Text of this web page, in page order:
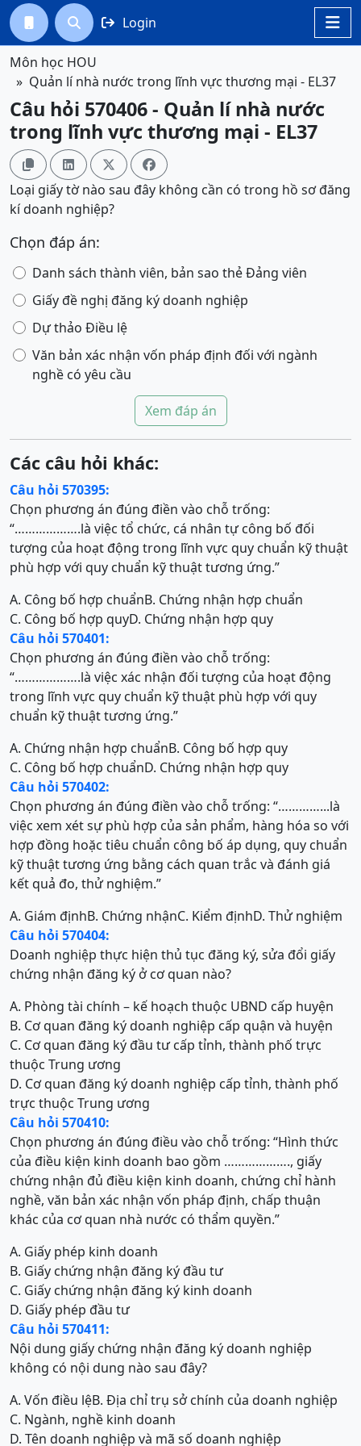

  Login
Môn học HOU
Quản lí nhà nước trong lĩnh vực thương mại - EL37
Câu hỏi 570406 - Quản lí nhà nước
trong lĩnh vực thương mại - EL37
   
Loại giấy tờ nào sau đây không cần có trong hồ sơ đăng
kí doanh nghiệp?
Chọn đáp án:
Danh sách thành viên, bản sao thẻ Đảng viên
Giấy đề nghị đăng ký doanh nghiệp
Dự thảo Điều lệ
Văn bản xác nhận vốn pháp định đối với ngành
nghề có yêu cầu
Xem đáp án
Các câu hỏi khác:
Câu hỏi 570395:
Chọn phương án đúng điền vào chỗ trống:
“……………….là việc tổ chức, cá nhân tự công bố đối
tượng của hoạt động trong lĩnh vực quy chuẩn kỹ thuật
phù hợp với quy chuẩn kỹ thuật tương ứng.”
A. Công bố hợp chuẩnB. Chứng nhận hợp chuẩn
C. Công bố hợp quyD. Chứng nhận hợp quy
Câu hỏi 570401:
Chọn phương án đúng điền vào chỗ trống:
“……………….là việc xác nhận đối tượng của hoạt động
trong lĩnh vực quy chuẩn kỹ thuật phù hợp với quy
chuẩn kỹ thuật tương ứng.”
A. Chứng nhận hợp chuẩnB. Công bố hợp quy
C. Công bố hợp chuẩnD. Chứng nhận hợp quy
Câu hỏi 570402:
Chọn phương án đúng điền vào chỗ trống: “…………...là
việc xem xét sự phù hợp của sản phẩm, hàng hóa so với
hợp đồng hoặc tiêu chuẩn công bố áp dụng, quy chuẩn
kỹ thuật tương ứng bằng cách quan trắc và đánh giá
kết quả đo, thử nghiệm.”
A. Giám địnhB. Chứng nhậnC. Kiểm địnhD. Thử nghiệm
Câu hỏi 570404:
Doanh nghiệp thực hiện thủ tục đăng ký, sửa đổi giấy
chứng nhận đăng ký ở cơ quan nào?
A. Phòng tài chính – kế hoạch thuộc UBND cấp huyện
B. Cơ quan đăng ký doanh nghiệp cấp quận và huyện
C. Cơ quan đăng ký đầu tư cấp tỉnh, thành phố trực
thuộc Trung ương
D. Cơ quan đăng ký doanh nghiệp cấp tỉnh, thành phố
trực thuộc Trung ương
Câu hỏi 570410:
Chọn phương án đúng điều vào chỗ trống: “Hình thức
của điều kiện kinh doanh bao gồm ………………., giấy
chứng nhận đủ điều kiện kinh doanh, chứng chỉ hành
nghề, văn bản xác nhận vốn pháp định, chấp thuận
khác của cơ quan nhà nước có thẩm quyền.”
A. Giấy phép kinh doanh
B. Giấy chứng nhận đăng ký đầu tư
C. Giấy chứng nhận đăng ký kinh doanh
D. Giấy phép đầu tư
Câu hỏi 570411:
Nội dung giấy chứng nhận đăng ký doanh nghiệp
không có nội dung nào sau đây?
A. Vốn điều lệB. Địa chỉ trụ sở chính của doanh nghiệp
C. Ngành, nghề kinh doanh
D. Tên doanh nghiệp và mã số doanh nghiệp